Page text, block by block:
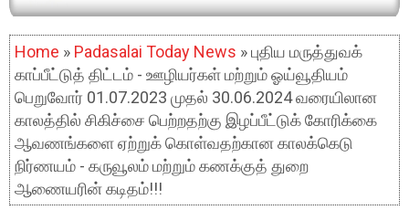
Home » Padasalai Today News » புதிய மருத்துவக்
காப்பீட்டுத் திட்டம் - ஊழியர்கள் மற்றும் ஓய்வூதியம்
பெறுவோர் 01.07.2023 முதல் 30.06.2024 வரையிலான
காலத்தில் சிகிச்சை பெற்றதற்கு இழப்பீட்டுக் கோரிக்கை
ஆவணங்களை ஏற்றுக் கொள்வதற்கான காலக்கெடு
நிர்ணயம் - கருவூலம் மற்றும் கணக்குத் துறை
ஆணையரின் கடிதம்!!!